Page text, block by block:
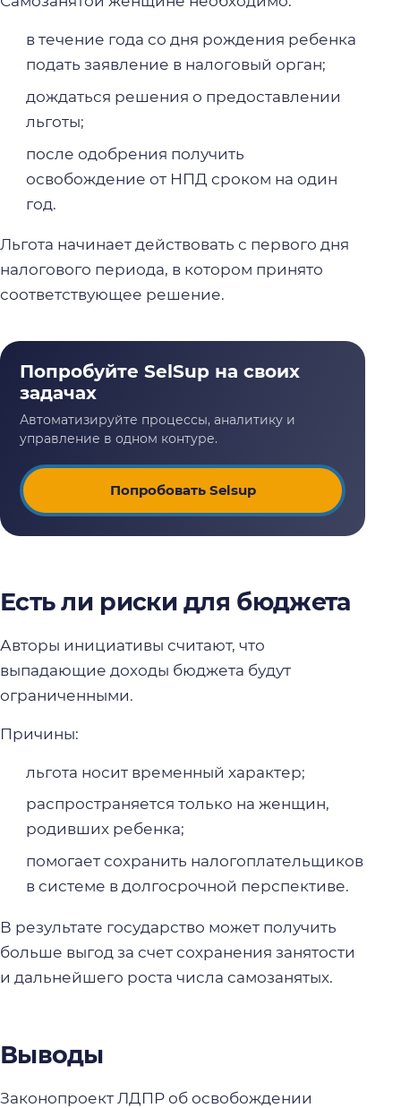
в течение года со дня рождения ребенка
подать заявление в налоговый орган;
дождаться решения о предоставлении
льготы;
после одобрения получить
освобождение от НПД сроком на один
год.
Льгота начинает действовать с первого дня
налогового периода, в котором принято
соответствующее решение.
Попробовать Selsup
Есть ли риски для бюджета
Авторы инициативы считают, что
выпадающие доходы бюджета будут
ограниченными.
Причины:
льгота носит временный характер;
распространяется только на женщин,
родивших ребенка;
помогает сохранить налогоплательщиков
в системе в долгосрочной перспективе.
В результате государство может получить
больше выгод за счет сохранения занятости
и дальнейшего роста числа самозанятых.
Выводы
Законопроект ЛДПР об освобождении